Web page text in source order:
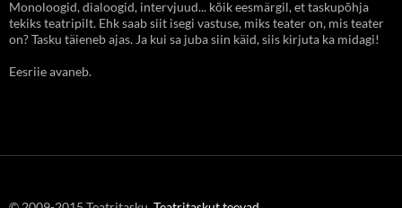
Monoloogid, dialoogid, intervjuud... kõik eesmärgil, et taskupõhja
tekiks teatripilt. Ehk saab siit isegi vastuse, miks teater on, mis teater
on? Tasku täieneb ajas. Ja kui sa juba siin käid, siis kirjuta ka midagi!
Eesriie avaneb.